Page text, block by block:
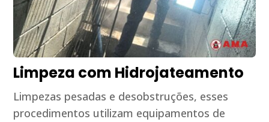
Limpeza com Hidrojateamento
Limpezas pesadas e desobstruções, esses
procedimentos utilizam equipamentos de